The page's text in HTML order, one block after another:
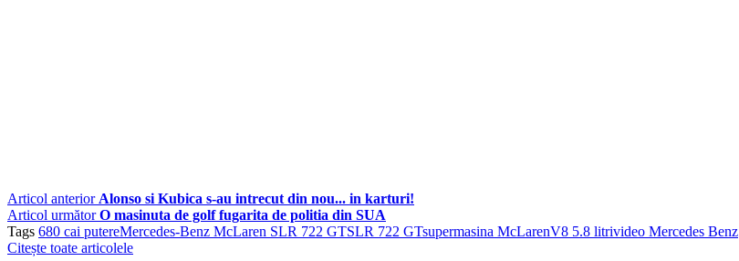
Articol anterior Alonso si Kubica s-au intrecut din nou... in karturi!
Articol următor O masinuta de golf fugarita de politia din SUA
Tags 680 cai putereMercedes-Benz McLaren SLR 722 GTSLR 722 GTsupermasina McLarenV8 5.8 litrivideo Mercedes Benz
Citește toate articolele